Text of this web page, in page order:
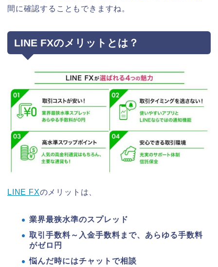
間に確認することもできますね。
LINE FXのメリットとは？
LINE FXのメリットは、
業界最狭水準のスプレッド
取引手数料～入金手数料まで、あらゆる手数料
がゼロ円
悩んだ時にはチャットで相談